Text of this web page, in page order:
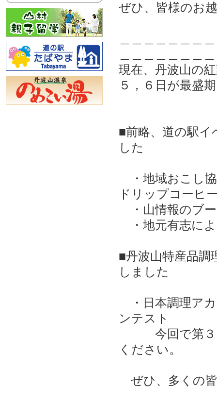
ぜひ、皆様のお
現在、丹波山の
５，６日が最盛
■前略、道の駅
した
・地域おこし
ドリップコーヒ
・山情報のブ
・地元有志に
■丹波山特産品
しました
・日本調理ア
ンテスト
今回で第３回
ください。
ぜひ、多くの